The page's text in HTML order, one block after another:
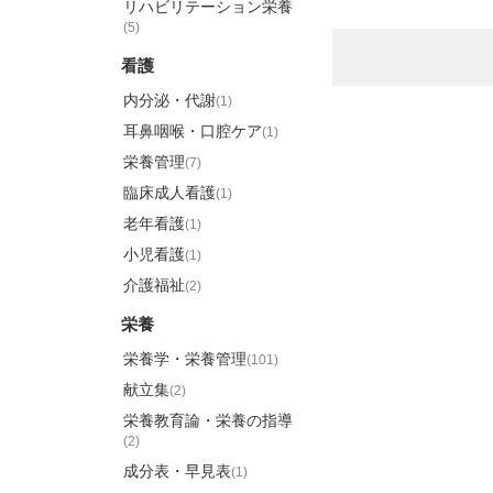
リハビリテーション栄養
(5)
看護
内分泌・代謝(1)
耳鼻咽喉・口腔ケア(1)
栄養管理(7)
臨床成人看護(1)
老年看護(1)
小児看護(1)
介護福祉(2)
栄養
栄養学・栄養管理(101)
献立集(2)
栄養教育論・栄養の指導
(2)
成分表・早見表(1)